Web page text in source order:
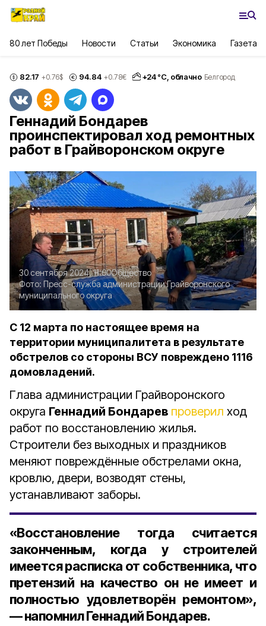
80 лет Победы Новости Статьи Экономика Газета
82.17 +0.76$ 94.84 +0.78€ +24°С, облачно Белгород
Геннадий Бондарев
проинспектировал ход ремонтных
работ в Грайворонском округе
30 сентября 2024, 11:00Общество
Фото: Пресс-служба администрации Грайворонского
муниципального округа
С 12 марта по настоящее время на
территории муниципалитета в результате
обстрелов со стороны ВСУ повреждено 1116
домовладений.
Глава администрации Грайворонского
округа Геннадий Бондарев проверил ход
работ по восстановлению жилья.
Строители без выходных и праздников
меняют повреждённые обстрелами окна,
кровлю, двери, возводят стены,
устанавливают заборы.
«Восстановление тогда считается
законченным, когда у строителей
имеется расписка от собственника, что
претензий на качество он не имеет и
полностью удовлетворён ремонтом»,
— напомнил Геннадий Бондарев.